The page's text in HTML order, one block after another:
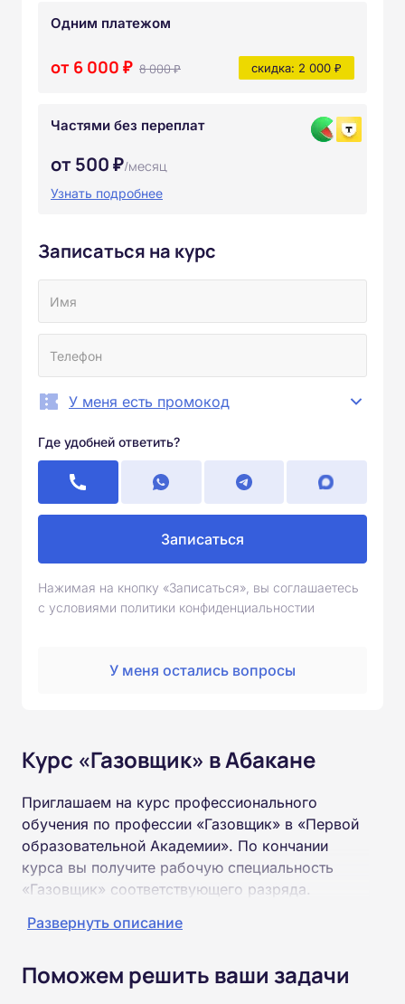
Одним платежом
от 6 000 ₽ 8 000 ₽ скидка: 2 000 ₽
Частями без переплат
от 500 ₽/месяц
Узнать подробнее
Записаться на курс
У меня есть промокод
Где удобней ответить?
Записаться
Нажимая на кнопку «Записаться», вы соглашаетесь
с условиями политики конфиденциальностии
У меня остались вопросы
Курс «Газовщик» в Абакане
Приглашаем на курс профессионального
обучения по профессии «Газовщик» в «Первой
образовательной Академии». По кончании
курса вы получите рабочую специальность
«Газовщик» соответствующего разряда.
Пройти обучение и получить удостоверение
образования (9 или 11 классов).
Развернуть описание
Поможем решить ваши задачи